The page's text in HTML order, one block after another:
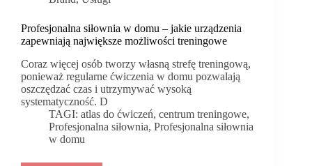
Profesjonalna siłownia w domu – jakie urządzenia
zapewniają największe możliwości treningowe
Coraz więcej osób tworzy własną strefę treningową,
ponieważ regularne ćwiczenia w domu pozwalają
oszczędzać czas i utrzymywać wysoką
systematyczność. D
TAGI: atlas do ćwiczeń,centrum treningowe,
Profesjonalna siłownia, Profesjonalna siłownia
w domu